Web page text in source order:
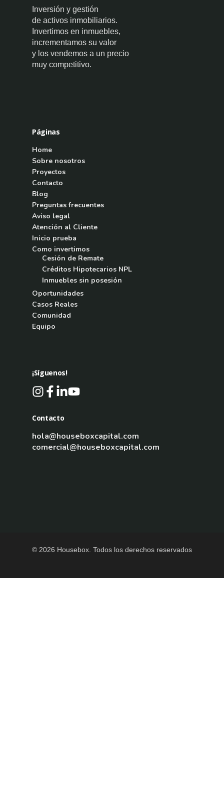
Inversión y gestión
de activos inmobiliarios.
Invertimos en inmuebles,
incrementamos su valor
y los vendemos a un precio
muy competitivo.
Páginas
Home
Sobre nosotros
Proyectos
Contacto
Blog
Preguntas frecuentes
Aviso legal
Atención al Cliente
Inicio prueba
Como invertimos
Cesión de Remate
Créditos Hipotecarios NPL
Inmuebles sin posesión
Oportunidades
Casos Reales
Comunidad
Equipo
¡Síguenos!
Contacto
hola@houseboxcapital.com
comercial@houseboxcapital.com
© 2026 Housebox. Todos los derechos reservados